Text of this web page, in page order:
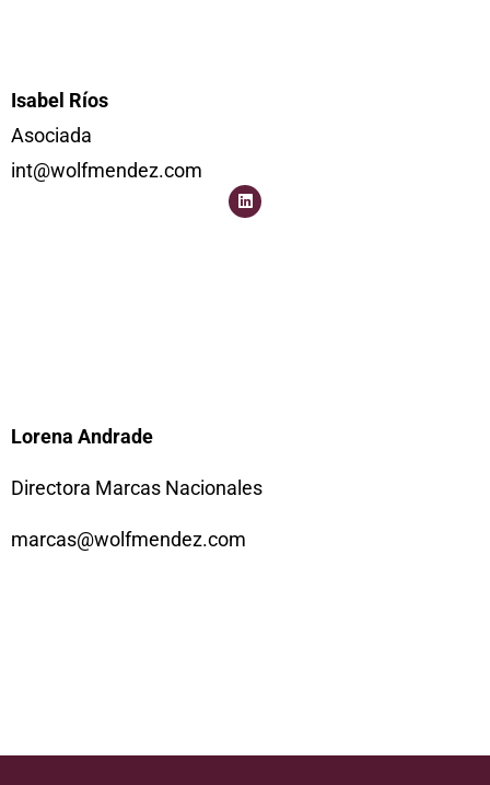
Isabel Ríos
Asociada
int@wolfmendez.com
L
i
Lorena Andrade
Directora Marcas Nacionales
marcas@wolfmendez.com